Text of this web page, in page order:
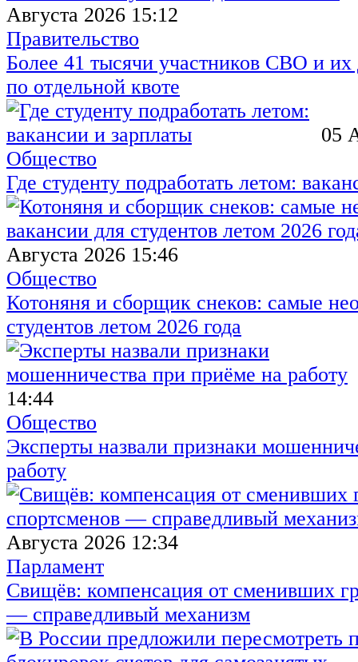
Августа 2026 15:12
Правительство
Более 41 тысячи участников СВО и их
по отдельной квоте
05
Общество
Где студенту подработать летом:
Августа 2026 15:46
Общество
Котоняня и сборщик снеков: самые
студентов летом 2026 года
14:44
Общество
Эксперты назвали признаки
работу
Августа 2026 12:34
Парламент
Свищёв: компенсация от сменивших
— справедливый механизм